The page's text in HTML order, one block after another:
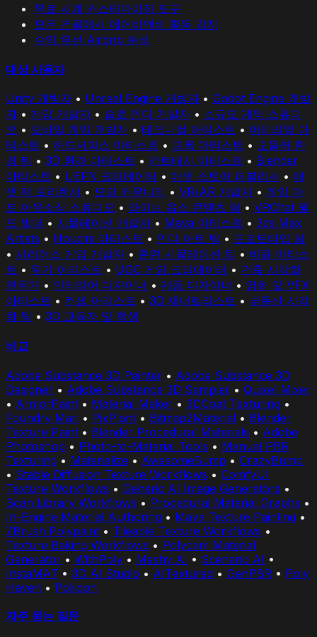
무료 시계 커스터마이징 도구
모든 건물에서 에어비앤비 활동 감지
수익 우선 Airbnb 분석
대상 사용자
Unity 개발자 • Unreal Engine 개발자 • Godot Engine 개발
자 • 게임 개발자 • 솔로 인디 개발자 • 소규모 게임 스튜디
오 • 모바일 게임 개발자 • 테크니컬 아티스트 • 머티리얼 아
티스트 • 하드서피스 아티스트 • 프롭 아티스트 • 모듈러 환
경 팀 • 3D 환경 아티스트 • 키트배시 아티스트 • Blender
아티스트 • UEFN 크리에이터 • 에셋 스토어 퍼블리셔 • 에
셋 팩 프리랜서 • 모딩 커뮤니티 • VR/AR 개발자 • 게임 아
트 아웃소싱 스튜디오 • 라이브 옵스 콘텐츠 팀 • VRChat 월
드 빌더 • 시뮬레이션 개발자 • Maya 아티스트 • 3ds Max
Artists • Houdini 아티스트 • 인디 아트 팀 • 프로토타입 팀
• 시리어스 게임 개발자 • 훈련 시뮬레이션 팀 • 비클 아티스
트 • 무기 아티스트 • UGC 게임 크리에이터 • 건축 시각화
전문가 • 인테리어 디자이너 • 제품 디자이너 • 영화 및 VFX
아티스트 • 컨셉 아티스트 • 3D 제너럴리스트 • 부동산 시각
화 팀 • 3D 교육자 및 학생
비교
Adobe Substance 3D Painter • Adobe Substance 3D
Designer • Adobe Substance 3D Sampler • Quixel Mixer
• ArmorPaint • Material Maker • 3DCoat Texturing •
Foundry Mari • PixPlant • Bitmap2Material • Blender
Texture Paint • Blender Procedural Materials • Adobe
Photoshop • Photo-to-Material Tools • Manual PBR
Texturing • Materialize • AwesomeBump • CrazyBump
• Stable Diffusion Texture Workflows • ComfyUI
Texture Workflows • Generic AI Image Generators •
Scan Library Workflows • Procedural Material Graphs •
In-Engine Material Authoring • Maya Texture Painting •
ZBrush Polypaint • Tileable Texture Workflows •
Texture Baking Workflows • Polycam Material
Generator • WithPoly • Meshy AI • Scenario AI •
InstaMAT • 3D AI Studio • AITextured • GenPBR • Poly
Haven • Poliigon
자주 묻는 질문